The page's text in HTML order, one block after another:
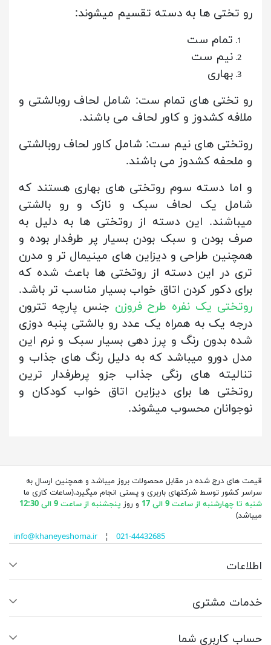
رو تختی ها به دسته تقسیم میشوند:
تمام ست
نیم ست
بهاری
رو تختی های تمام ست: شامل لحاف روبالشتی و
ملافه کشدوز و کاور لحاف می باشند.
روتختی های نیم ست: شامل کاور لحاف روبالشتی
و ملحفه کشدوز می باشند.
و اما دسته سوم روتختی های بهاری هستند که
شامل یک لحاف سبک و نازک و رو بالشتی
میباشند. این دسته از روتختی ها به دلیل به
صرف بودن و سبک بودن بسیار پر طرفدار بوده و
همچنین طراحی و دیزاین های مینیمال تر و مدرن
تری در این دسته از روتختی ها باعث شده که
برای دکور کردن اتاق خواب بسیار مناسب تر باشد.
روتختی یک نفره طرح فروزن جنس پارچه تترون
درجه یک به همراه یک عدد رو بالشتی پنبه دوزی
شده بدون رنگ و پرز دهی بسیار سبک و نرم این
مدل دورو میباشد که به دلیل رنگ های جذاب و
تنالیته های رنگی جذاب جزو پرطرفدار ترین
روتختی ها برای دیزاین اتاق خواب کودکان و
نوجوانان محسوب میشوند.
قیمت های درج شده در مقابل محصولات بروز میباشد و همچنین ارسال به
سراسر کشور توسط شرکتهای باربری و پستی انجام میگیرد.(ساعات کاری ما
شنبه تا چهارشنبه از ساعت 9 الی 17
و روز پنجشنبه از ساعت 9 الی 12:30
میباشد)
info@khaneyeshoma.ir¦ 021-44432685
اطلاعات
خدمات مشتری
حساب کاربری شما